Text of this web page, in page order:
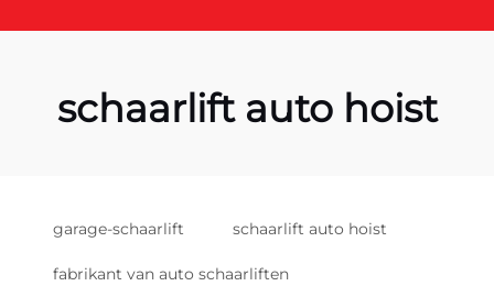
schaarlift auto hoist
garage-schaarlift schaarlift auto hoist
fabrikant van auto schaarliften